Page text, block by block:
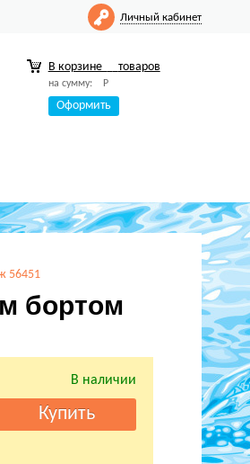
Личный кабинет
В корзине товаров
на сумму: Р
Оформить
56451
бортом
В наличии